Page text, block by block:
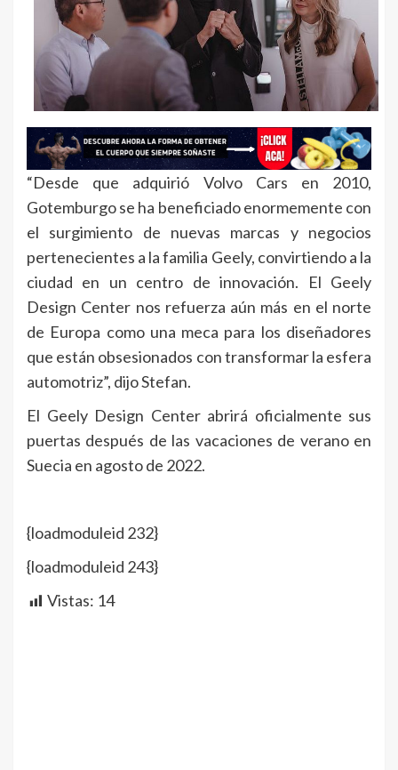
“Desde que adquirió Volvo Cars en 2010,
Gotemburgo se ha beneficiado enormemente con
el surgimiento de nuevas marcas y negocios
pertenecientes a la familia Geely, convirtiendo a la
ciudad en un centro de innovación. El Geely
Design Center nos refuerza aún más en el norte
de Europa como una meca para los diseñadores
que están obsesionados con transformar la esfera
automotriz”, dijo Stefan.
El Geely Design Center abrirá oficialmente sus
puertas después de las vacaciones de verano en
Suecia en agosto de 2022.
{loadmoduleid 232}
{loadmoduleid 243}
Vistas: 14